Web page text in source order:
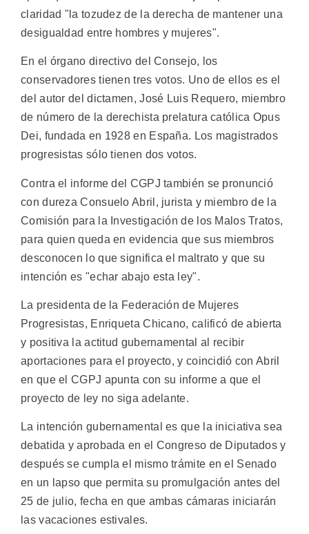
claridad "la tozudez de la derecha de mantener una
desigualdad entre hombres y mujeres".
En el órgano directivo del Consejo, los
conservadores tienen tres votos. Uno de ellos es el
del autor del dictamen, José Luis Requero, miembro
de número de la derechista prelatura católica Opus
Dei, fundada en 1928 en España. Los magistrados
progresistas sólo tienen dos votos.
Contra el informe del CGPJ también se pronunció
con dureza Consuelo Abril, jurista y miembro de la
Comisión para la Investigación de los Malos Tratos,
para quien queda en evidencia que sus miembros
desconocen lo que significa el maltrato y que su
intención es "echar abajo esta ley".
La presidenta de la Federación de Mujeres
Progresistas, Enriqueta Chicano, calificó de abierta
y positiva la actitud gubernamental al recibir
aportaciones para el proyecto, y coincidió con Abril
en que el CGPJ apunta con su informe a que el
proyecto de ley no siga adelante.
La intención gubernamental es que la iniciativa sea
debatida y aprobada en el Congreso de Diputados y
después se cumpla el mismo trámite en el Senado
en un lapso que permita su promulgación antes del
25 de julio, fecha en que ambas cámaras iniciarán
las vacaciones estivales.